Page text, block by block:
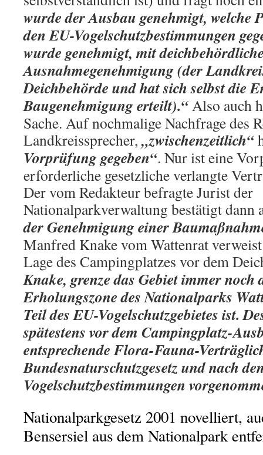
wurde der Ausbau genehmigt, welche
den EU-Vogelschutzbestimmungen
wurde genehmigt, mit
Ausnahmegenehmigung (der
Deichbehörde und hat sich selbst die
Baugenehmigung erteilt).“Also auch
Sache. Auf nochmalige Nachfrage des
Landkreissprecher,„zwischenzeitlich“
Vorprüfung gegeben“. Nur ist eine
erforderliche gesetzliche verlangte
Der vom Redakteur befragte Jurist der
Nationalparkverwaltung bestätigt dann
der Genehmigung einer
Manfred Knake vom Wattenrat
Lage des Campingplatzes vor dem
Knake, grenze das Gebiet immer noch
Erholungszone des Nationalparks
Teil des EU-Vogelschutzgebietes ist.
spätestens vor dem Campingplatz-
entsprechende Flora-Fauna-
Bundesnaturschutzgesetz und nach
Vogelschutzbestimmungen
Nationalparkgesetz 2001 novelliert,
Bensersiel aus dem Nationalpark